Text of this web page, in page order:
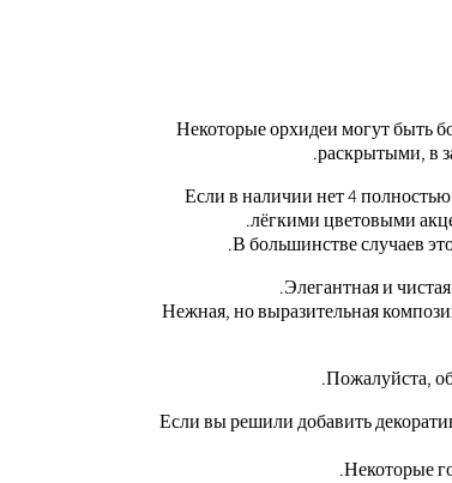
Некоторые орхидеи могут быть
раскрытыми, в
Если в наличии нет 4
лёгкими цветовыми
В большинстве случаев
Элегантная и
Нежная, но выразительная
Пожалуйста,
Если вы решили добавить
Некоторые